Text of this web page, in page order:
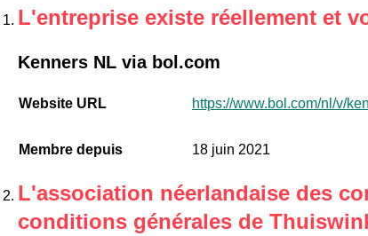
L'entreprise existe réellement et
Kenners NL via bol.com
Website URL https://www.bol.com/nl/v/
Membre depuis 18 juin 2021
L'association néerlandaise des
conditions générales de